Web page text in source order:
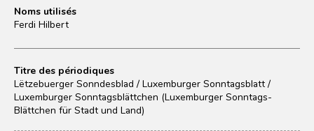
Noms utilisés
Ferdi Hilbert
Titre des périodiques
Lëtzebuerger Sonndesblad / Luxemburger Sonntagsblatt /
Luxemburger Sonntagsblättchen (Luxemburger Sonntags-
Blättchen für Stadt und Land)